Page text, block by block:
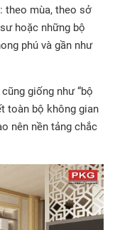
theo mùa, theo sở
hoặc những bộ
phú và gần như
giống như “bộ
toàn bộ không gian
nên nền tảng chắc